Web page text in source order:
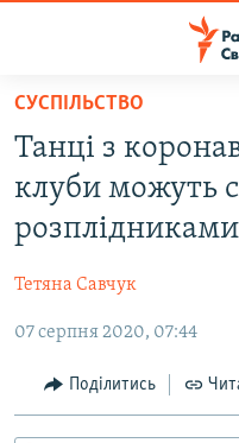
Перейти
основного
матеріалу
Перейти
до
основної
Перейти
пошуку
ВСЕ ЗА ДОБУ
СТАТТІ
ЕКОНОМІКА
СУСПІЛЬСТВО
КУЛЬТУРА
РОСІЙСЬКА
ДОНБАС.РЕАЛІЇ
КРИМ.РЕАЛІЇ
СУСПІЛЬСТВО
Танці з
клуби можуть
​Тетяна Савчук
07 серпня 2020, 07:44
Поділитись